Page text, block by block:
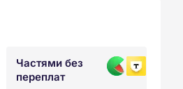
Частями без
переплат